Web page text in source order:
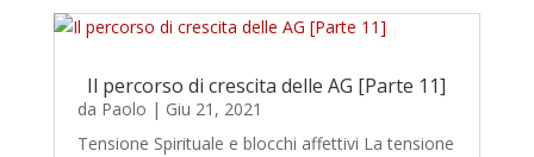
Il percorso di crescita delle AG [Parte 11]
da Paolo | Giu 21, 2021
Tensione Spirituale e blocchi affettivi La tensione